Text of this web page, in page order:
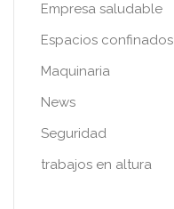
Empresa saludable
Espacios confinados
Maquinaria
News
Seguridad
trabajos en altura